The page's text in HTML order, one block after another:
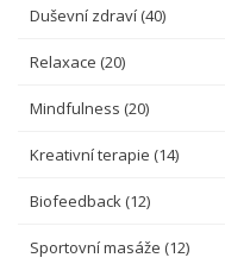
Duševní zdraví (40)
Relaxace (20)
Mindfulness (20)
Kreativní terapie (14)
Biofeedback (12)
Sportovní masáže (12)